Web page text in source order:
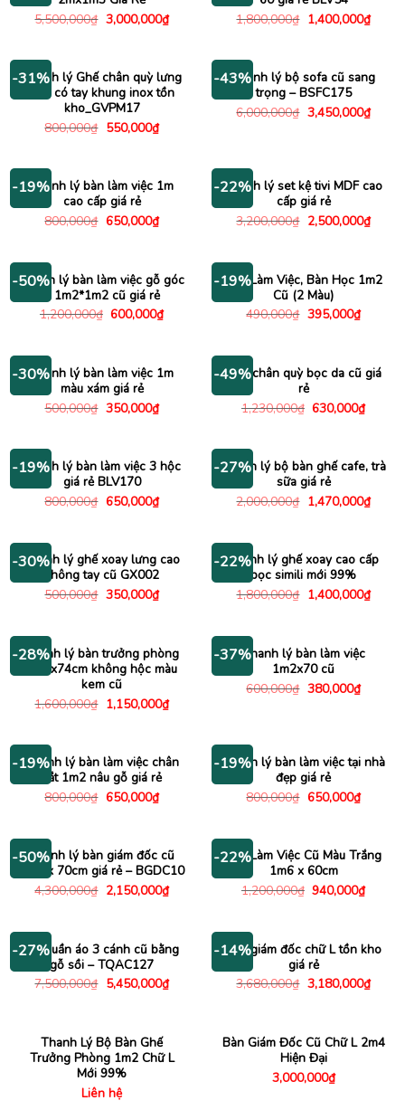
5,500,000₫ Giá
gốc
3,000,000₫Giá
hiện
3,000,000₫.
1,800,000₫ Giá
gốc
1,400,000₫Giá
hiện
-31%
Thanh lý Ghế chân quỳ lưng
lưới có tay khung inox tồn
kho_GVPM17
800,000₫ Giá
550,000₫Giá
hiện
550,000₫.
-43%Thanh lý bộ sofa cũ sang
trọng – BSFC175
6,000,000₫ Giá
gốc
3,450,000₫Giá
hiện
-19%Thanh lý bàn làm việc 1m
cao cấp giá rẻ
800,000₫ Giá
650,000₫Giá
hiện
650,000₫.
-22%
Thanh lý set kệ tivi MDF cao
cấp giá rẻ
3,200,000₫ Giá
gốc
2,500,000₫Giá
hiện
-50%
Thanh lý bàn làm việc gỗ góc
L 1m2*1m2 cũ giá rẻ
1,200,000₫ Giá
600,000₫Giá
hiện
600,000₫.
-19%
Bàn Làm Việc, Bàn Học 1m2
Cũ (2 Màu)
490,000₫ Giá
395,000₫Giá
hiện
-30%Thanh lý bàn làm việc 1m
màu xám giá rẻ
500,000₫ Giá
350,000₫Giá
hiện
350,000₫.
-49%
Ghế chân quỳ bọc da cũ giá
rẻ
1,230,000₫ Giá
630,000₫Giá
hiện
-19%
Thanh lý bàn làm việc 3 hộc
giá rẻ BLV170
800,000₫ Giá
650,000₫Giá
hiện
650,000₫.
-27%
Thanh lý bộ bàn ghế cafe, trà
sữa giá rẻ
2,000,000₫ Giá
gốc
1,470,000₫Giá
hiện
-30%
Thanh lý ghế xoay lưng cao
không tay cũ GX002
500,000₫ Giá
350,000₫Giá
hiện
350,000₫.
-22%
Thanh lý ghế xoay cao cấp
bọc simili mới 99%
1,800,000₫ Giá
gốc
1,400,000₫Giá
hiện
-28%
Thanh lý bàn trưởng phòng
1m6x74cm không hộc màu
kem cũ
1,600,000₫ Giá
gốc
1,150,000₫Giá
hiện
1,150,000₫.
-37%Thanh lý bàn làm việc
1m2x70 cũ
600,000₫ Giá
380,000₫Giá
hiện
-19%
Thanh lý bàn làm việc chân
sắt 1m2 nâu gỗ giá rẻ
800,000₫ Giá
650,000₫Giá
hiện
650,000₫.
-19%
Thanh lý bàn làm việc tại nhà
đẹp giá rẻ
800,000₫ Giá
650,000₫Giá
hiện
-50%
Thanh lý bàn giám đốc cũ
1m4 x 70cm giá rẻ – BGDC10
4,300,000₫ Giá
gốc
2,150,000₫Giá
hiện
2,150,000₫.
-22%
Bàn Làm Việc Cũ Màu Trắng
1m6 x 60cm
1,200,000₫ Giá
940,000₫Giá
hiện
-27%
Tủ quần áo 3 cánh cũ bằng
gỗ sồi – TQAC127
7,500,000₫ Giá
gốc
5,450,000₫Giá
hiện
-14%
Bàn giám đốc chữ L tồn kho
giá rẻ
3,680,000₫ Giá
gốc
3,180,000₫Giá
hiện
Thanh Lý Bộ Bàn Ghế
Trưởng Phòng 1m2 Chữ L
Mới 99%
Liên hệ
Bàn Giám Đốc Cũ Chữ L 2m4
Hiện Đại
3,000,000₫